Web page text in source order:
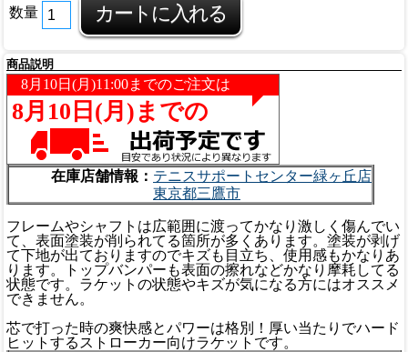
数量
商品説明
在庫店舗情報： テニスサポートセンター緑ヶ丘店
東京都三鷹市
フレームやシャフトは広範囲に渡ってかなり激しく傷んでい
て、表面塗装が削られてる箇所が多くあります。塗装が剥げ
て下地が出ておりますのでキズも目立ち、使用感もかなりあ
ります。トップバンパーも表面の擦れなどかなり摩耗してる
状態です。ラケットの状態やキズが気になる方にはオススメ
できません。
芯で打った時の爽快感とパワーは格別！厚い当たりでハード
ヒットするストローカー向けラケットです。